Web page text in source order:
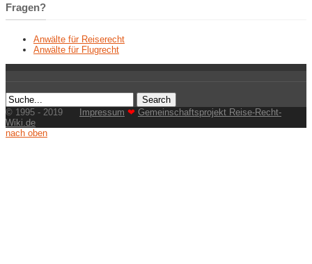
Fragen?
Anwälte für Reiserecht
Anwälte für Flugrecht
© 1995 - 2019 Impressum ❤ Gemeinschaftsprojekt Reise-Recht-
Wiki.de
nach oben